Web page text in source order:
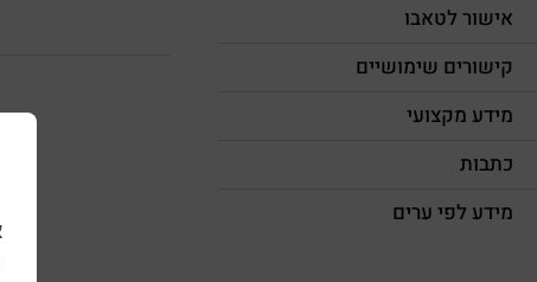
אישור לטאבו
קישורים שימושיים
מידע מקצועי
כתבות
מידע לפי ערים